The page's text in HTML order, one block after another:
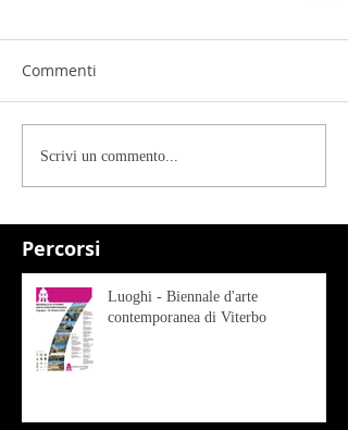
Percorsi
Commenti
Scrivi un commento...
Luoghi - Biennale d'arte
contemporanea di Viterbo